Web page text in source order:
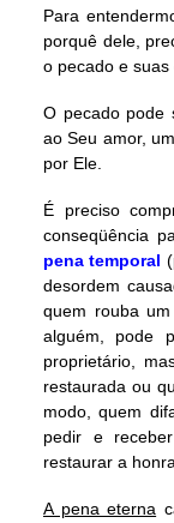
Para
porquê dele,
o pecado e suas
O pecado pode
ao Seu amor,
por Ele.
É preciso
conseqüência
pena temporal
desordem
quem rouba
alguém, pode
proprietário,
restaurada ou
modo, quem
pedir e
restaurar a
A pena eterna